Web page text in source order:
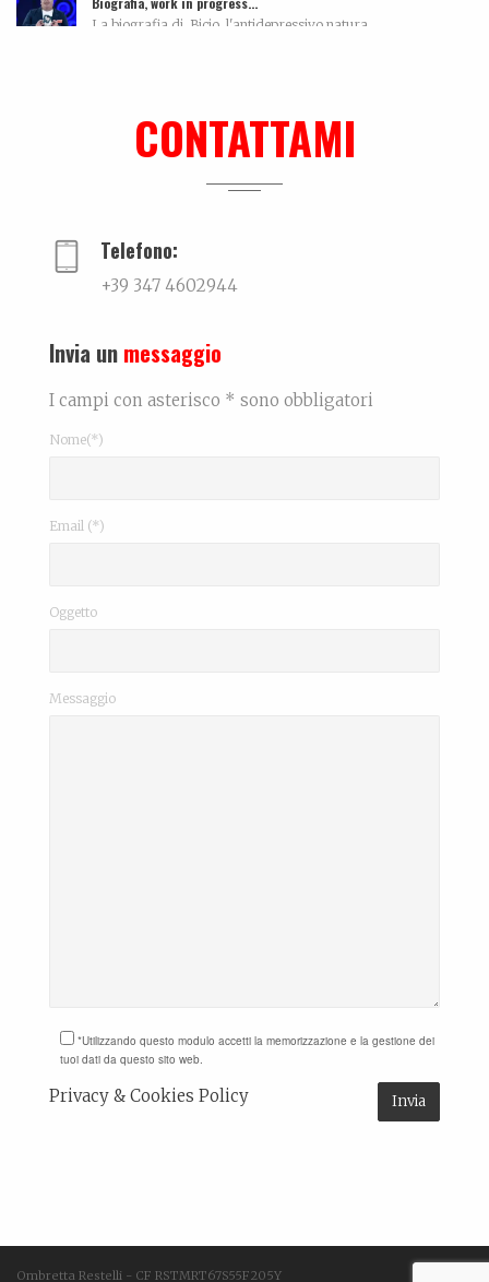
La biografia di Bicio, l'antidepressivo natura...
Trovare l'equilibrio causa belle cose. Un viaggio...
CONTATTAMI
Telefono:
+39 347 4602944
Invia un messaggio
I campi con asterisco * sono obbligatori
Nome(*)
Email (*)
Oggetto
Messaggio
*Utilizzando questo modulo accetti la memorizzazione e la gestione dei
tuoi dati da questo sito web.
Privacy & Cookies Policy
Ombretta Restelli - CF RSTMRT67S55F205Y